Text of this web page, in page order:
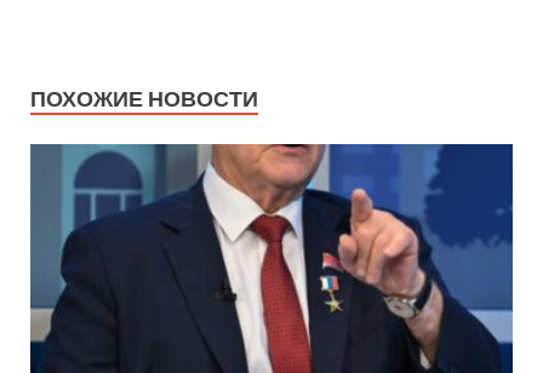
ПОХОЖИЕ НОВОСТИ